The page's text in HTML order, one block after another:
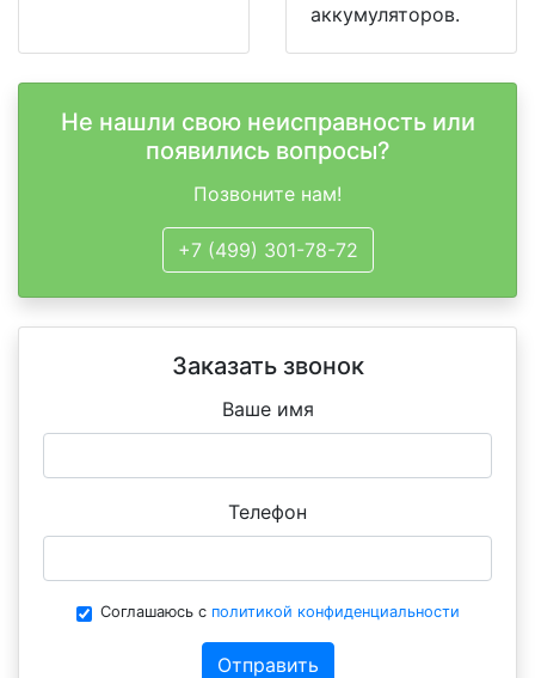
аккумуляторов.
Не нашли свою неисправность или
появились вопросы?
Позвоните нам!
+7 (499) 301-78-72
Заказать звонок
Ваше имя
Телефон
Соглашаюсь с политикой конфиденциальности
Отправить